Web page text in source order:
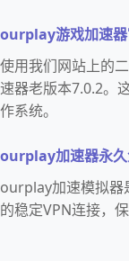
ourplay游戏加速器
使用我们网站上的
速器老版本7.0.2。
作系统。
ourplay加速器永
ourplay加速模拟器
的稳定VPN连接，